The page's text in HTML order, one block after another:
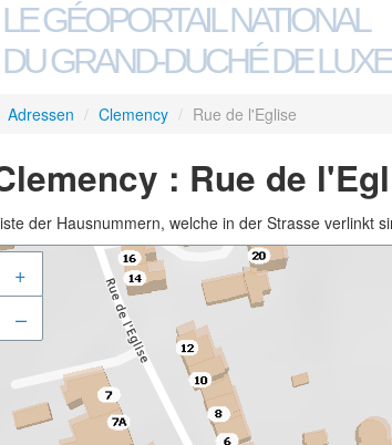
LE GÉOPORTAIL NATIONAL
DU GRAND-DUCHÉ DE
Adressen / Clemency / Rue de l'Eglise
: Rue de
der Hausnummern, welche in der Strasse verlinkt
+
–